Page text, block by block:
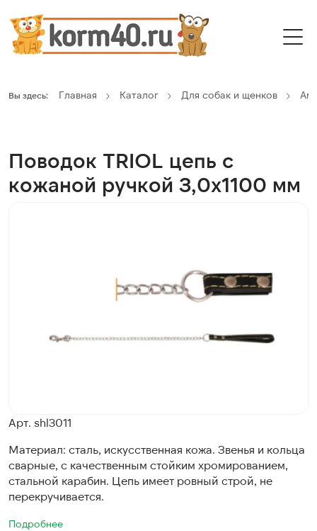
Вы здесь: Главная Каталог Для собак и щенков
Поводок TRIOL цепь с
кожаной ручкой 3,0х1100 мм
Арт. shl3011
Материал: сталь, искусственная кожа. Звенья и кольца
сварные, с качественным стойким хромированием,
стальной карабин. Цепь имеет ровный строй, не
перекручивается.
Подробнее